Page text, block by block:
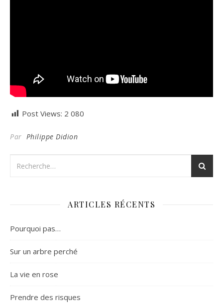
Post Views: 2 080
Par Philippe Didion
ARTICLES RÉCENTS
Pourquoi pas…
Sur un arbre perché
La vie en rose
Prendre des risques